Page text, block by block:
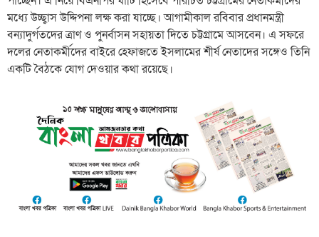
মধ্যে উচ্ছ্বাস উদ্দিপনা লক্ষ করা যাচ্ছে। আগামীকাল রবিবার প্রধানমন্ত্রী
বন্যাদুর্গতদের ত্রাণ ও পুনর্বাসন সহায়তা দিতে চট্টগ্রামে আসবেন। এ সফরে
দলের নেতাকর্মীদের বাইরে হেফাজতে ইসলামের শীর্ষ নেতাদের সঙ্গেও তিনি
একটি বৈঠকে যোগ দেওয়ার কথা রয়েছে।